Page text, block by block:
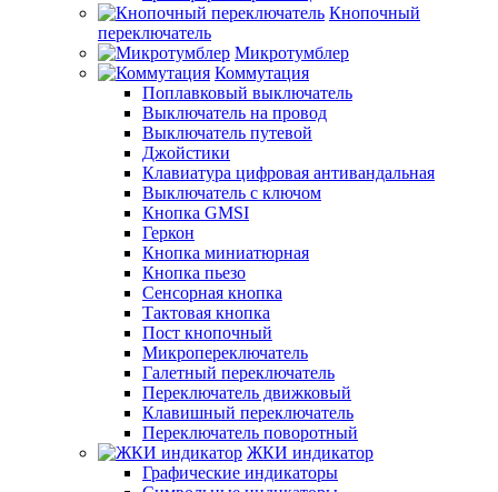
Кнопочный
переключатель
Микротумблер
Коммутация
Поплавковый выключатель
Выключатель на провод
Выключатель путевой
Джойстики
Клавиатура цифровая антивандальная
Выключатель с ключом
Кнопка GMSI
Геркон
Кнопка миниатюрная
Кнопка пьезо
Сенсорная кнопка
Тактовая кнопка
Пост кнопочный
Микропереключатель
Галетный переключатель
Переключатель движковый
Клавишный переключатель
Переключатель поворотный
ЖКИ индикатор
Графические индикаторы